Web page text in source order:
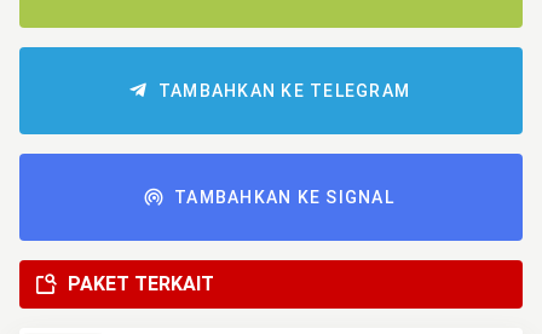
TAMBAHKAN KE TELEGRAM
TAMBAHKAN KE SIGNAL
PAKET TERKAIT